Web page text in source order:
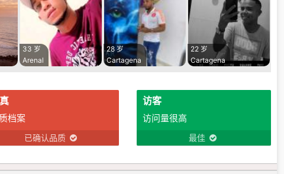
33 岁
Arenal
28 岁
Cartagena
22 岁
Cartagena
档案
已确认品质
访客
访问量很高
最佳